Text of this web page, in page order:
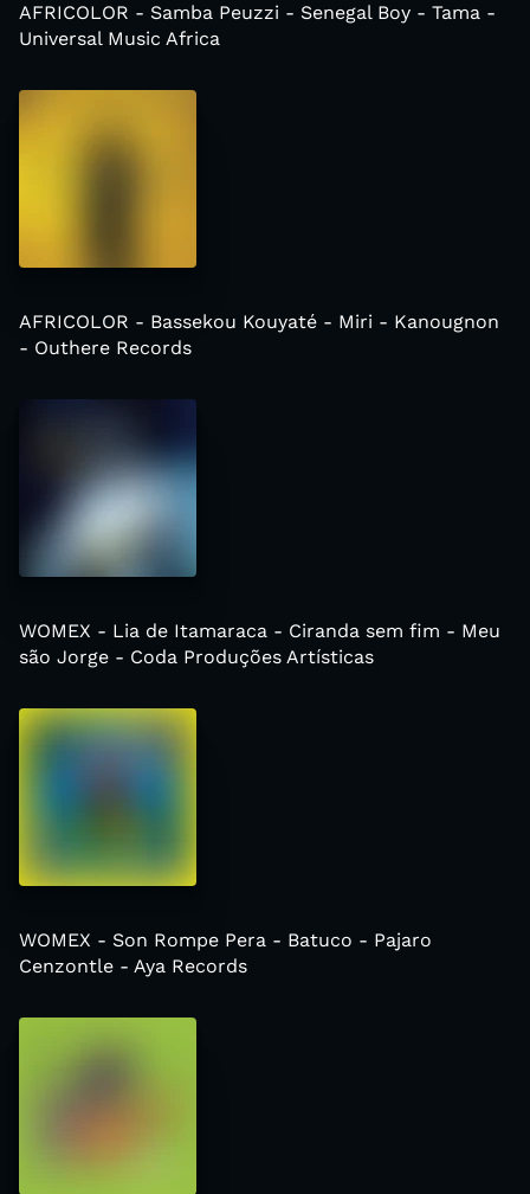
AFRICOLOR - Samba Peuzzi - Senegal Boy - Tama -
Universal Music Africa
AFRICOLOR - Bassekou Kouyaté - Miri - Kanougnon
- Outhere Records
WOMEX - Lia de Itamaraca - Ciranda sem fim - Meu
são Jorge - Coda Produções Artísticas
WOMEX - Son Rompe Pera - Batuco - Pajaro
Cenzontle - Aya Records